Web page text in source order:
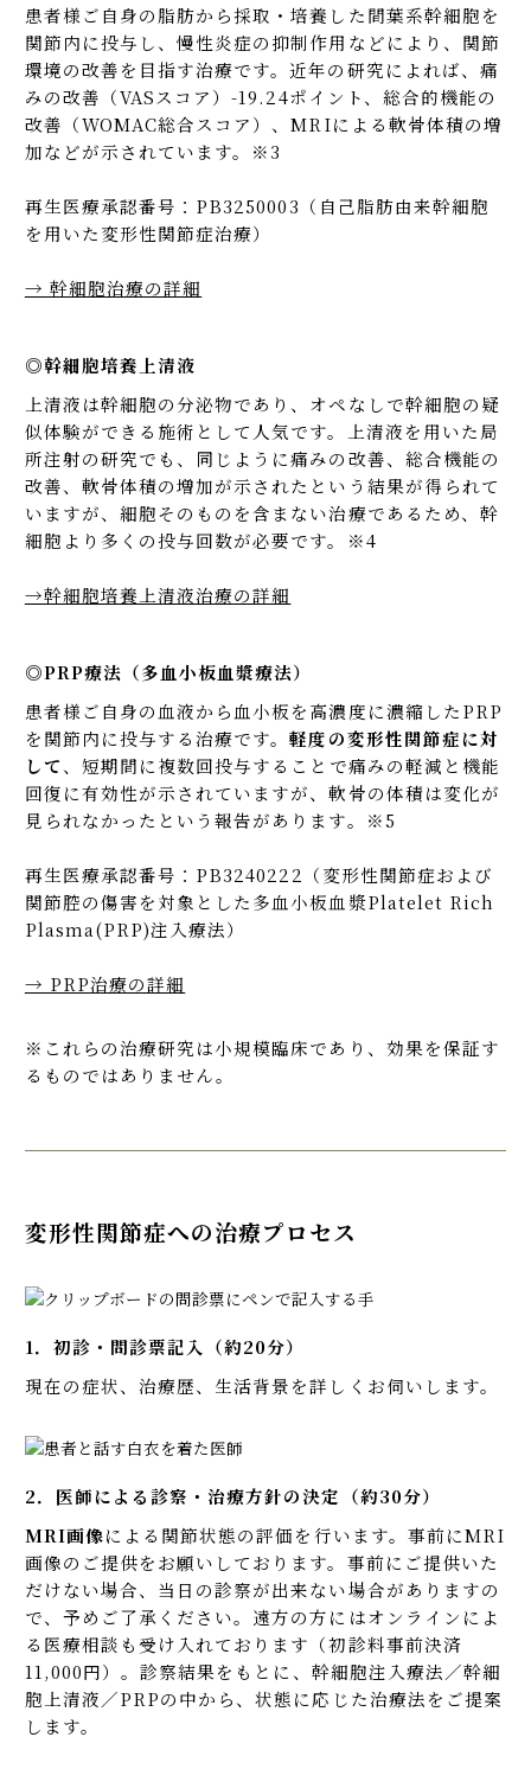
患者様ご自身の脂肪から採取・培養した間葉系幹細胞を
関節内に投与し、慢性炎症の抑制作用などにより、関節
環境の改善を目指す治療です。近年の研究によれば、痛
みの改善（VASスコア）-19.24ポイント、総合的機能の
改善（WOMAC総合スコア）、MRIによる軟骨体積の増
加などが示されています。※3
再生医療承認番号：PB3250003（自己脂肪由来幹細胞
を用いた変形性関節症治療）
→ 幹細胞治療の詳細
◎幹細胞培養上清液
上清液は幹細胞の分泌物であり、オペなしで幹細胞の疑
似体験ができる施術として人気です。上清液を用いた局
所注射の研究でも、同じように痛みの改善、総合機能の
改善、軟骨体積の増加が示されたという結果が得られて
いますが、細胞そのものを含まない治療であるため、幹
細胞より多くの投与回数が必要です。※4
→幹細胞培養上清液治療の詳細
◎PRP療法（多血小板血漿療法）
患者様ご自身の血液から血小板を高濃度に濃縮したPRP
を関節内に投与する治療です。軽度の変形性関節症に対
して、短期間に複数回投与することで痛みの軽減と機能
回復に有効性が示されていますが、軟骨の体積は変化が
見られなかったという報告があります。※5
再生医療承認番号：PB3240222（変形性関節症および
関節腔の傷害を対象とした多血小板血漿Platelet Rich
Plasma(PRP)注入療法）
→ PRP治療の詳細
※これらの治療研究は小規模臨床であり、効果を保証す
るものではありません。
変形性関節症への治療プロセス
1．初診・問診票記入（約20分）
現在の症状、治療歴、生活背景を詳しくお伺いします。
2．医師による診察・治療方針の決定（約30分）
MRI画像による関節状態の評価を行います。事前にMRI
画像のご提供をお願いしております。事前にご提供いた
だけない場合、当日の診察が出来ない場合がありますの
で、予めご了承ください。遠方の方にはオンラインによ
る医療相談も受け入れております（初診料事前決済
11,000円）。診察結果をもとに、幹細胞注入療法／幹細
胞上清液／PRPの中から、状態に応じた治療法をご提案
します。